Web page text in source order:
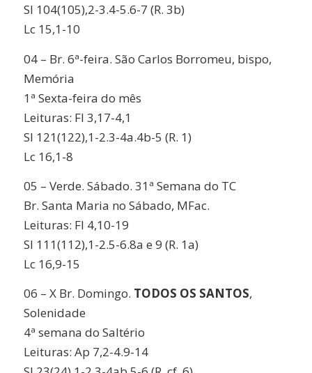
Sl 104(105),2-3.4-5.6-7 (R. 3b)
Lc 15,1-10
04 – Br. 6ª-feira. São Carlos Borromeu, bispo,
Memória
1ª Sexta-feira do mês
Leituras: Fl 3,17-4,1
Sl 121(122),1-2.3-4a.4b-5 (R. 1)
Lc 16,1-8
05 – Verde. Sábado. 31ª Semana do TC
Br. Santa Maria no Sábado, MFac.
Leituras: Fl 4,10-19
Sl 111(112),1-2.5-6.8a e 9 (R. 1a)
Lc 16,9-15
06 – X Br. Domingo. TODOS OS SANTOS,
Solenidade
4ª semana do Saltério
Leituras: Ap 7,2-4.9-14